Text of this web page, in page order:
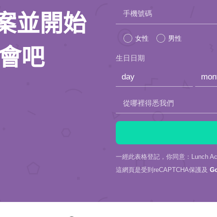
並開始
吧
Please
field
empty.
手機號碼
女性 男性
生日日期
從哪裡得悉我們
一經此表格登記，你同意：Lunch
這網頁是受到reCAPTCHA保護及